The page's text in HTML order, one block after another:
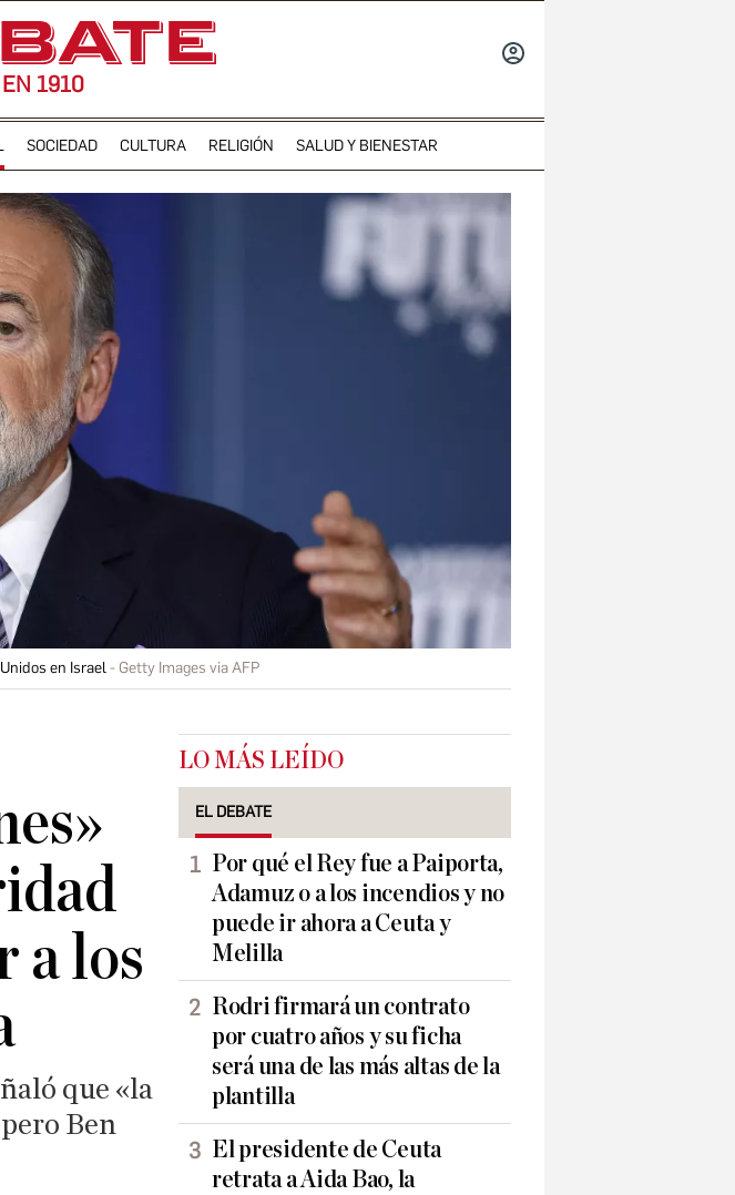
1910
SOCIEDAD CULTURA RELIGIÓN SALUD Y BIENESTAR
en Israel Getty Images via AFP
a los
que «la
Ben
LO MÁS LEÍDO
EL DEBATE
Por qué el Rey fue a Paiporta,
Adamuz o a los incendios y no
puede ir ahora a Ceuta y
Melilla
Rodri firmará un contrato
por cuatro años y su ficha
será una de las más altas de la
plantilla
El presidente de Ceuta
retrata a Aida Bao, la